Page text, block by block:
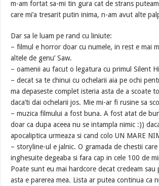
m-am fortat sa-mi tin gura cat de strans
care mi’a tresarit putin inima, n-am avut alte
Dar sa le luam pe rand cu liniute:
– filmul e horror doar cu numele, in rest e mai
altele de genu’ Saw.
– oamenii au facut o legatura cu primul Silent
– decat sa te chinui cu ochelarii aia pe ochi
ma depaseste complet isteria asta de a scoate
daca’ti dai ochelarii jos. Mie mi-ar fi rusine sa
– muzica filmului a fost buna. A fost atat de
doar ca dupa aceea nu se intampla nimic :))
apocaliptica urmeaza si cand colo UN MARE
– storyline-ul e jalnic. O gramada de chestii
inghesuite degeaba si fara cap in cele 100 de
Poate sunt eu mai hardcore decat credeam
asta e parerea mea. Lista ar putea continua ca